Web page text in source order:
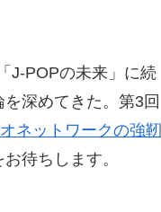
J-POPの未来」に続
深めてきた。第3回
ネットワークの強靭
待ちします。